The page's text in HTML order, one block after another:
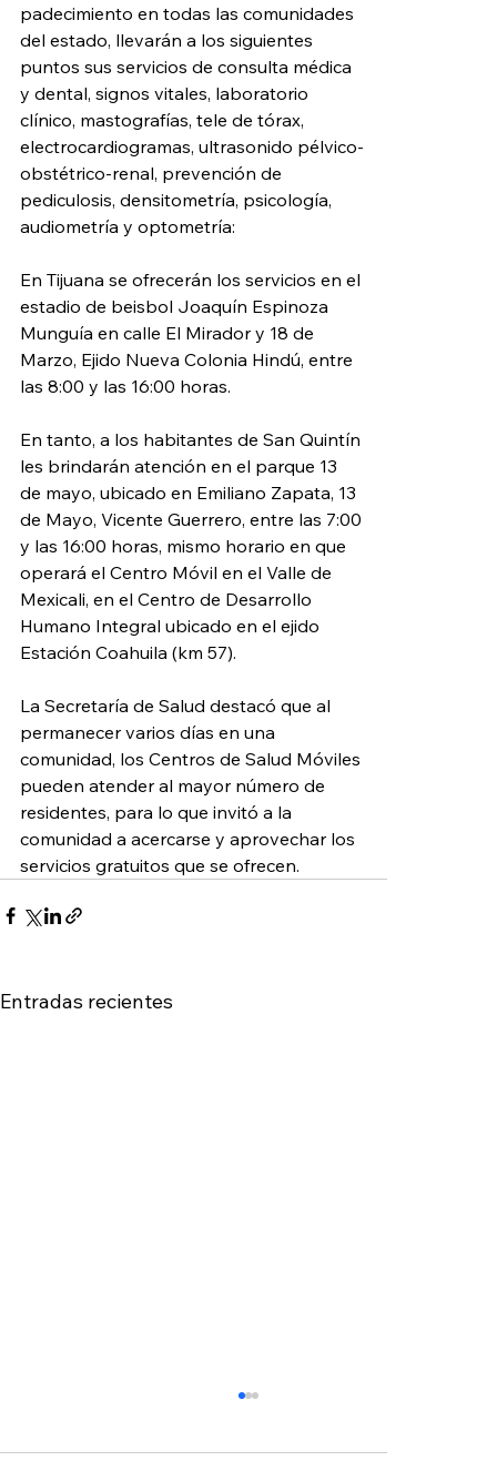
padecimiento en todas las comunidades
del estado, llevarán a los siguientes
puntos sus servicios de consulta médica
y dental, signos vitales, laboratorio
clínico, mastografías, tele de tórax,
electrocardiogramas, ultrasonido pélvico-
obstétrico-renal, prevención de
pediculosis, densitometría, psicología,
audiometría y optometría:
En Tijuana se ofrecerán los servicios en el
estadio de beisbol Joaquín Espinoza
Munguía en calle El Mirador y 18 de
Marzo, Ejido Nueva Colonia Hindú, entre
las 8:00 y las 16:00 horas.
En tanto, a los habitantes de San Quintín
les brindarán atención en el parque 13
de mayo, ubicado en Emiliano Zapata, 13
de Mayo, Vicente Guerrero, entre las 7:00
y las 16:00 horas, mismo horario en que
operará el Centro Móvil en el Valle de
Mexicali, en el Centro de Desarrollo
Humano Integral ubicado en el ejido
Estación Coahuila (km 57).
La Secretaría de Salud destacó que al
permanecer varios días en una
comunidad, los Centros de Salud Móviles
pueden atender al mayor número de
residentes, para lo que invitó a la
comunidad a acercarse y aprovechar los
servicios gratuitos que se ofrecen.
Entradas recientes